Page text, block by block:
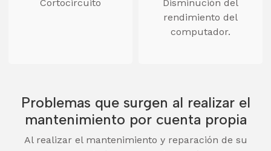
Cortocircuito
Disminución del
rendimiento del
computador.
Problemas que surgen al realizar el
mantenimiento por cuenta propia
Al realizar el mantenimiento y reparación de su